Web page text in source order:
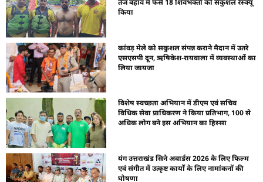
तेज बहाव में फंसे 18 शिवभक्तों को सकुशल रेस्क्यू
किया
कांवड़ मेले को सकुशल संपन्न कराने मैदान में उतरे
एसएसपी दून, ऋषिकेश-रायवाला में व्यवस्थाओं का
लिया जायजा
विशेष स्वच्छता अभियान में डीएम एवं सचिव
विधिक सेवा प्राधिकरण ने किया प्रतिभाग, 100 से
अधिक लोग बने इस अभियान का हिस्सा
यंग उत्तराखंड सिने अवार्डस 2026 के लिए फिल्म
एवं संगीत में उत्कृष्ट कार्यों के लिए नामांकनों की
घोषणा